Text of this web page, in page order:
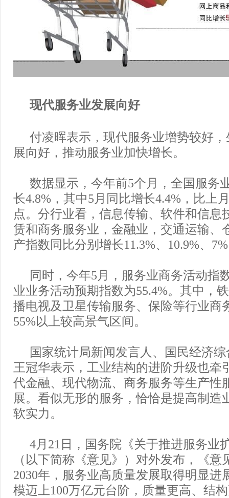
现代服务业发展向好
付凌晖表示，现代服务业增势较好
展向好，推动服务业加快增长。
数据显示，今年前5个月，全国服务
长4.8%，其中5月同比增长4.4%，比上
点。分行业看，信息传输、软件和信息
赁和商务服务业，金融业，交通运输、
产指数同比分别增长11.3%、10.9%、
同时，今年5月，服务业商务活动指
业业务活动预期指数为55.4%。其中，
播电视及卫星传输服务、保险等行业商
55%以上较高景气区间。
国家统计局新闻发言人、国民经济
王冠华表示，工业结构的进阶升级也牵
代金融、现代物流、商务服务等生产性
展。看似无形的服务，恰恰是提高制造
软实力。
4月21日，国务院《关于推进服务业
（以下简称《意见》）对外发布，《意
2030年，服务业高质量发展取得明显进
模迈上100万亿元台阶，质量更高、结